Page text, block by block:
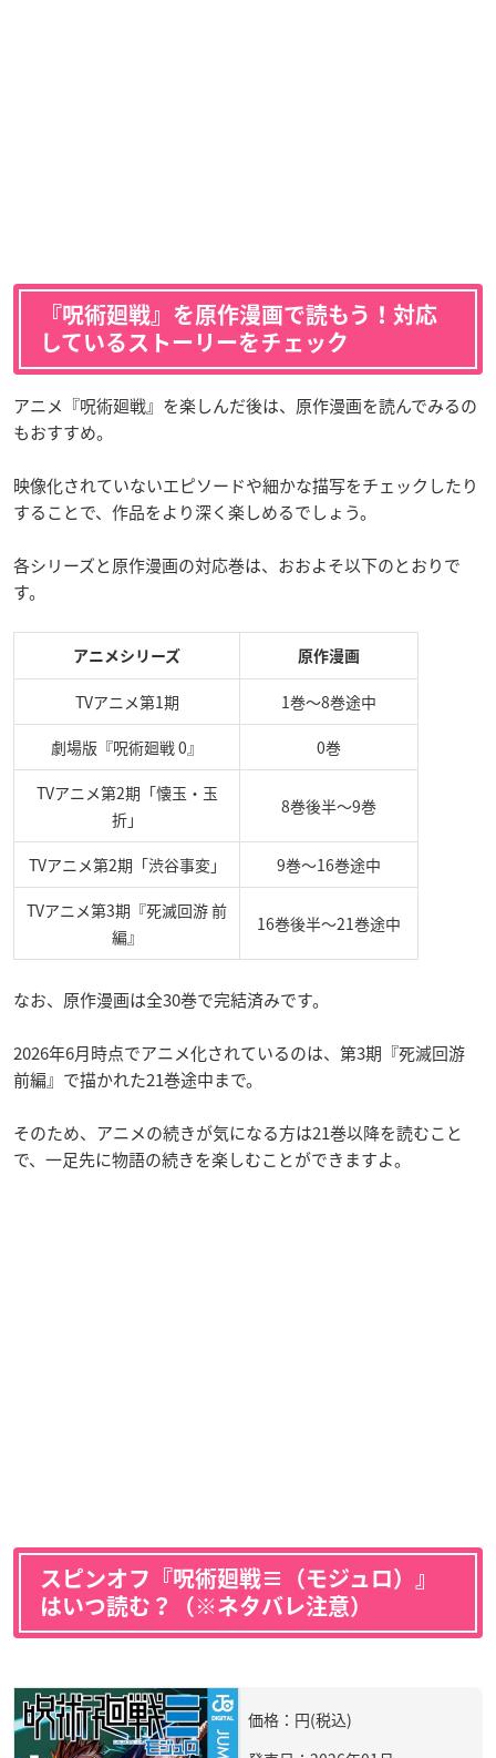
『呪術廻戦』を原作漫画で読もう！対応
しているストーリーをチェック
アニメ『呪術廻戦』を楽しんだ後は、原作漫画を読んでみるの
もおすすめ。
映像化されていないエピソードや細かな描写をチェックしたり
することで、作品をより深く楽しめるでしょう。
各シリーズと原作漫画の対応巻は、おおよそ以下のとおりで
す。
アニメシリーズ 原作漫画
TVアニメ第1期 1巻～8巻途中
劇場版『呪術廻戦 0』 0巻
TVアニメ第2期「懐玉・玉
折」
8巻後半～9巻
TVアニメ第2期「渋谷事変」 9巻～16巻途中
TVアニメ第3期『死滅回游 前
編』
16巻後半～21巻途中
なお、原作漫画は全30巻で完結済みです。
2026年6月時点でアニメ化されているのは、第3期『死滅回游
前編』で描かれた21巻途中まで。
そのため、アニメの続きが気になる方は21巻以降を読むこと
で、一足先に物語の続きを楽しむことができますよ。
スピンオフ『呪術廻戦≡（モジュロ）』
はいつ読む？（※ネタバレ注意）
価格：円(税込)